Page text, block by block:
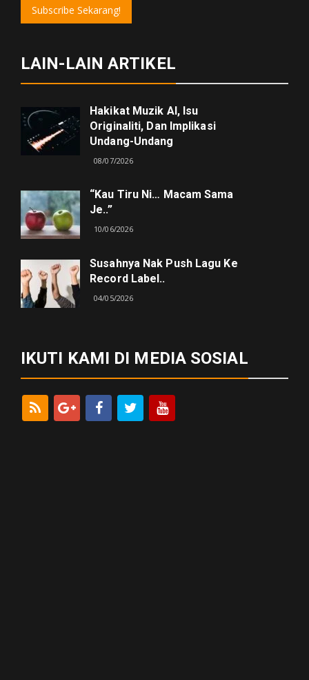
Subscribe Sekarang!
LAIN-LAIN ARTIKEL
Hakikat Muzik AI, Isu
Originaliti, Dan Implikasi
Undang-Undang
08/07/2026
“kau Tiru Ni… Macam Sama
Je..”
10/06/2026
Susahnya Nak Push Lagu Ke
Record Label..
04/05/2026
IKUTI KAMI DI MEDIA SOSIAL